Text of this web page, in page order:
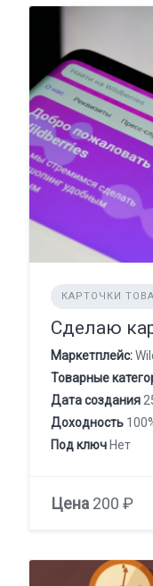
КАРТОЧКИ
Сделаю
Маркетплейс:
Товарные
Дата создания
Доходность
Под ключ Нет
Цена 200 ₽